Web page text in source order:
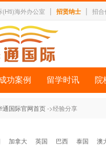
(Hti)海外办公室 | 招贤纳士 | 招合
成功案例 留学时讯 院
通国际官网首页->经验分享
加拿大 英国 巴西 泰国 澳